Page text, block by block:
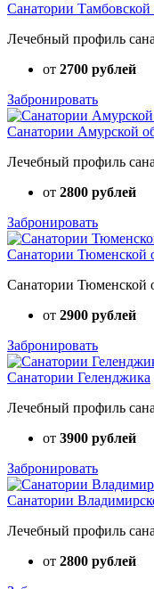
Санатории Тамбовской
Лечебный профиль
от 2700 рублей
Забронировать
Санатории Амурской
Лечебный профиль
от 2800 рублей
Забронировать
Санатории Тюменской
Санатории Тюменской
от 2900 рублей
Забронировать
Санатории Геленджика
Лечебный профиль
от 3900 рублей
Забронировать
Санатории
Лечебный профиль
от 2800 рублей